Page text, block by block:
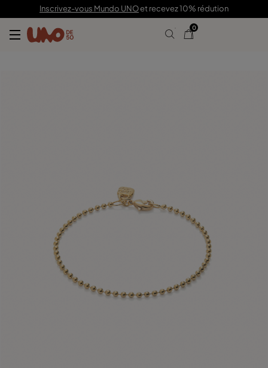
Inscrivez-vous Mundo UNOet recevez 10% rédution
0